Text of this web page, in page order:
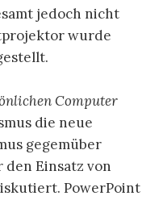
jedoch nicht
wurde
Computer
die neue
gegemüber
den Einsatz von
PowerPoint